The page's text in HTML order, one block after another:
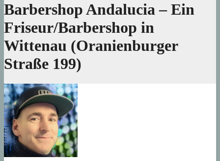
Barbershop Andalucia – Ein
Friseur/Barbershop in
Wittenau (Oranienburger
Straße 199)